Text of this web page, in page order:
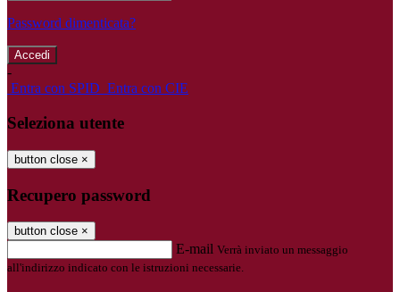
Password dimenticata?
-
Entra con SPID Entra con CIE
Seleziona utente
button close ×
Recupero password
button close ×
E-mail Verrà inviato un messaggio
all'indirizzo indicato con le istruzioni necessarie.